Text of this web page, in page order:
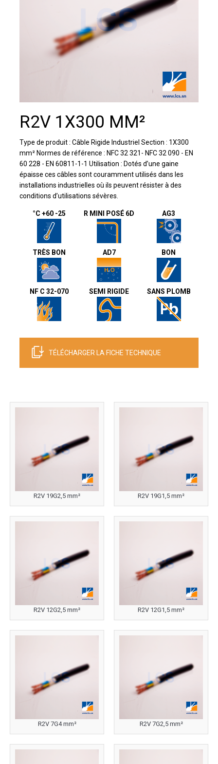
R2V 1X300 MM²
Type de produit : Câble Rigide Industriel Section : 1X300
mm² Normes de référence : NFC 32 321- NFC 32 090 - EN
60 228 - EN 60811-1-1 Utilisation : Dotés d’une gaine
épaisse ces câbles sont couramment utilisés dans les
installations industrielles où ils peuvent résister à des
conditions d’utilisations sévères.
°C +60 -25 R MINI POSÉ 6D AG3
TRÈS BON AD7 BON
NF C 32-070 SEMI RIGIDE SANS PLOMB
TÉLÉCHARGER LA FICHE TECHNIQUE
R2V 19G2,5 mm² R2V 19G1,5 mm²
R2V 12G2,5 mm² R2V 12G1,5 mm²
R2V 7G4 mm² R2V 7G2,5 mm²